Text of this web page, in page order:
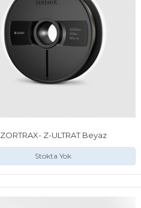
ZORTRAX- Z-ULTRAT Beyaz
Stokta Yok